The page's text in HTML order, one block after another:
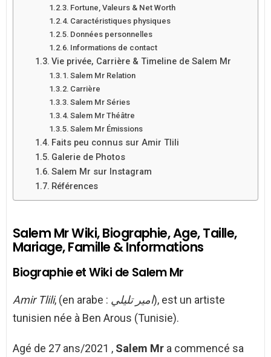
Fortune, Valeurs & Net Worth
Caractéristiques physiques
Données personnelles
Informations de contact
Vie privée, Carrière & Timeline de Salem Mr
Salem Mr Relation
Carrière
Salem Mr Séries
Salem Mr Théâtre
Salem Mr Émissions
Faits peu connus sur Amir Tlili
Galerie de Photos
Salem Mr sur Instagram
Références
Salem Mr Wiki, Biographie, Age, Taille,
Mariage, Famille & Informations
Biographie et Wiki de Salem Mr
Amir Tlili, (en arabe : امير تليلي), est un artiste
tunisien née à Ben Arous (Tunisie).
Agé de 27 ans/2021 , Salem Mr a commencé sa